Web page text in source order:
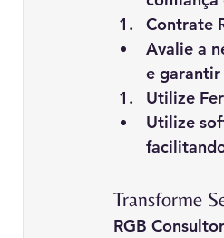
Contrate
Avalie a
e garantir
Utilize
Utilize
Transforme
RGB